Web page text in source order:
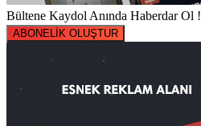
Bültene Kaydol Anında Haberdar Ol !
ABONELİK OLUŞTUR